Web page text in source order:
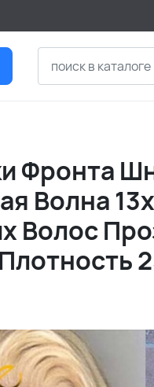
Фронта
Волна
Волос